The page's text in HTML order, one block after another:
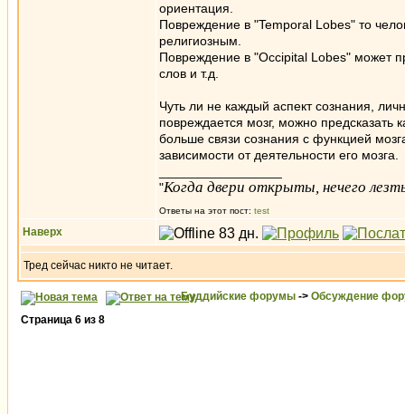
ориентация.
Повреждение в "Temporal Lobes" то
религиозным.
Повреждение в "Occipital Lobes" может
слов и т.д.
Чуть ли не каждый аспект сознания,
повреждается мозг, можно предсказать
больше связи сознания с функцией
зависимости от деятельности его мозга.
"Когда двери открыты, нечего
Ответы на этот пост: test
Наверх
Тред сейчас никто не читает.
Буддийские форумы -> Обсуждение
Страница 6 из 8